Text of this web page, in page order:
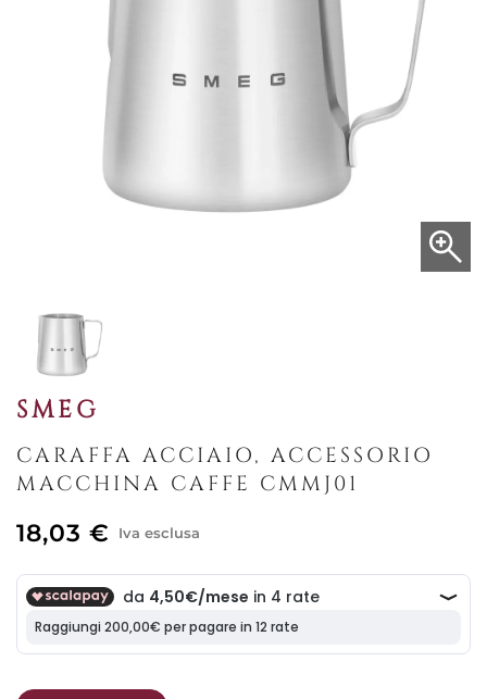
SMEG
CARAFFA ACCIAIO, ACCESSORIO
MACCHINA CAFFE CMMJ01
18,03 € Iva esclusa